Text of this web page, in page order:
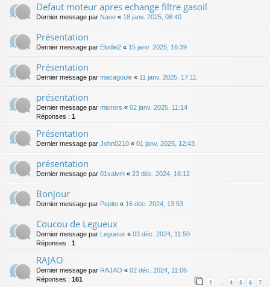
Defaut moteur apres echange filtre gasoil
Dernier message par Naoe « 18 janv. 2025, 08:40
Présentation
Dernier message par Elodie2 « 15 janv. 2025, 16:39
Présentation
Dernier message par macagoule « 11 janv. 2025, 17:11
présentation
Dernier message par micrors « 02 janv. 2025, 11:14
Réponses : 1
Présentation
Dernier message par John0210 « 01 janv. 2025, 12:43
présentation
Dernier message par 01valvm « 23 déc. 2024, 16:12
Bonjour
Dernier message par Pepito « 16 déc. 2024, 13:53
Coucou de Legueux
Dernier message par Legueux « 03 déc. 2024, 11:50
Réponses : 1
RAJAO
Dernier message par RAJAO « 02 déc. 2024, 11:06
Réponses : 161 1 4 5 6 7